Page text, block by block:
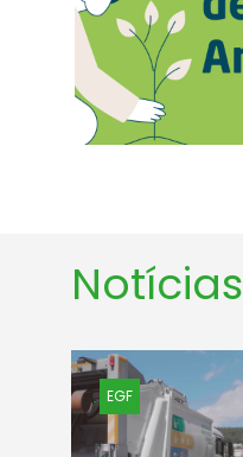
Notícias
EGF